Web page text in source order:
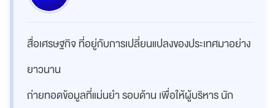
สื่อเศรษฐกิจ ที่อยู่กับการเปลี่ยนแปลงของประเทศมาอย่าง
ยาวนาน
ถ่ายทอดข้อมูลที่แม่นยำ รอบด้าน เพื่อให้ผู้บริหาร นัก